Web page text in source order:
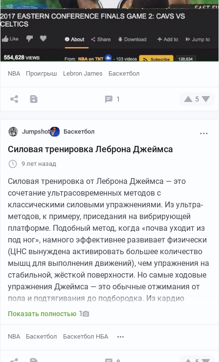
NBA Проигрыш Lebron James Баскетбол
1 5
Jumpshot Баскетбол
Силовая тренировка Леброна Джеймса
9 лет назад
Силовая тренировка от Леброна Джеймса — это
сочетание ультрасовременных методов с
классическими силовыми упражнениями. Из ультра-
методов, к примеру, приседания на вибрирующей
платформе. Подобный метод, когда «почва уходит из
под ног», намного эффективнее развивает физически
(ЦНС вынуждена активировать большее количество
мышц для выполнения движений), чем упражнения на
стабильной, жёсткой поверхности. Но самые ходовые
упражнения Джеймса — это обычные отжимания от
пола и подтягивания до подбородка. Из кардио
(помимо баскетбола) — велосипед и скакалка.
Общее описание силовой тренировки от Леброна
Показать полностью 1
NBA Баскетбол Баскетбол НБА